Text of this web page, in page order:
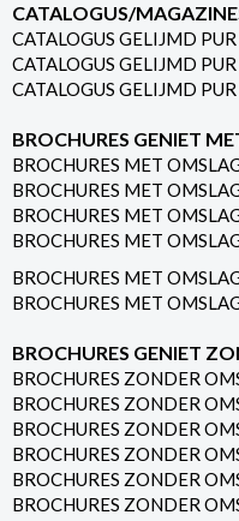
CATALOGUS/
CATALOGUS GELIJMD
CATALOGUS GELIJMD
CATALOGUS GELIJMD
BROCHURES GENIET
BROCHURES MET
BROCHURES MET
BROCHURES MET
BROCHURES MET
BROCHURES MET
BROCHURES MET
BROCHURES GENIET
BROCHURES ZONDER
BROCHURES ZONDER
BROCHURES ZONDER
BROCHURES ZONDER
BROCHURES ZONDER
BROCHURES ZONDER